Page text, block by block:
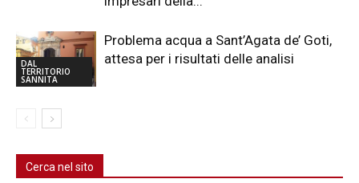
DAL
TERRITORIO
SANNITA
Problema acqua a Sant’Agata de’ Goti,
attesa per i risultati delle analisi
Cerca nel sito